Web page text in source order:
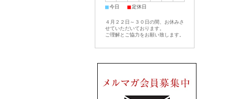
■今日 ■定休日
４月２２日～３０日の間、お休みさ
せていただいております。
ご理解とご協力をお願い致します。